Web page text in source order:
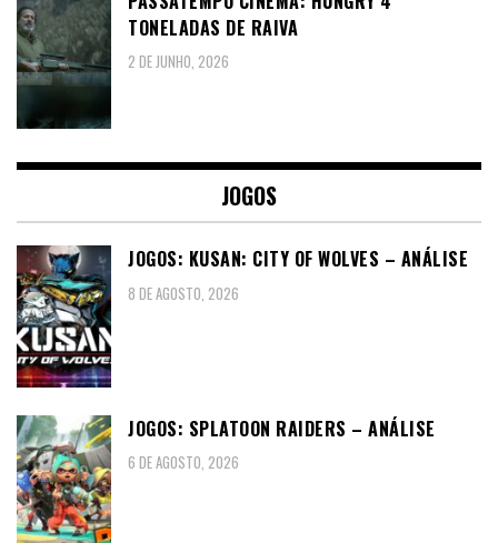
TONELADAS DE RAIVA
2 DE JUNHO, 2026
JOGOS
JOGOS: KUSAN: CITY OF WOLVES – ANÁLISE
8 DE AGOSTO, 2026
JOGOS: SPLATOON RAIDERS – ANÁLISE
6 DE AGOSTO, 2026